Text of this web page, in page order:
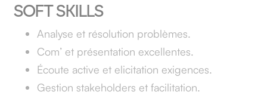
SOFT SKILLS
Analyse et résolution problèmes.
Com’ et présentation excellentes.
Écoute active et elicitation exigences.
Gestion stakeholders et facilitation.